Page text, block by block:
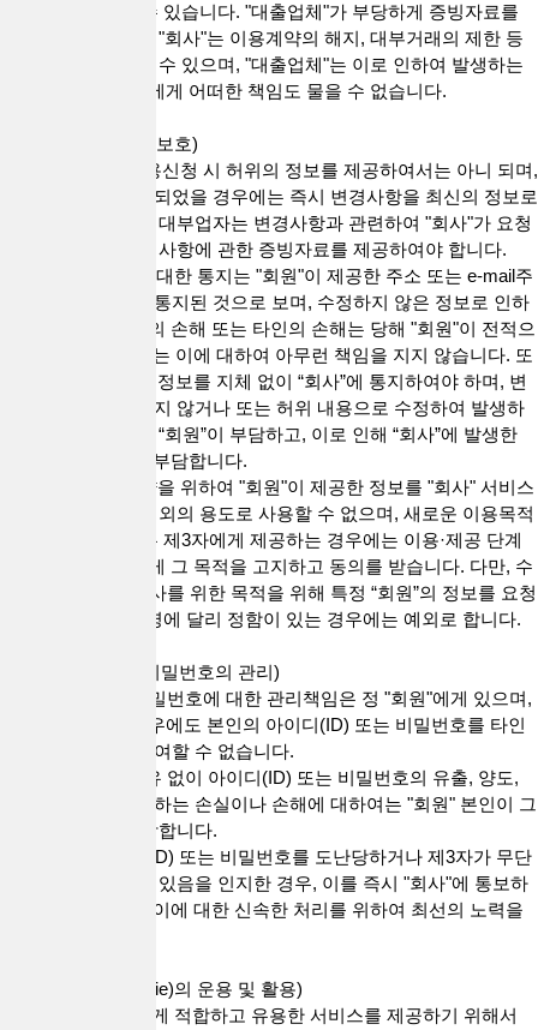
의 제공을 요청할 수 있습니다. "대출업체"가 부당하게 증빙자료를
제공하지 않는 경우 "회사"는 이용계약의 해지, 대부거래의 제한 등
필요한 조치를 취할 수 있으며, "대출업체"는 이로 인하여 발생하는
손해에 대해 "회사"에게 어떠한 책임도 물을 수 없습니다.
제9조(정보의 변경, 보호)
1. "대출업체"는 이용신청 시 허위의 정보를 제공하여서는 아니 되며,
기재한 사항이 변경되었을 경우에는 즉시 변경사항을 최신의 정보로
수정하여야 합니다. 대부업자는 변경사항과 관련하여 "회사"가 요청
하는 경우 즉시 변경사항에 관한 증빙자료를 제공하여야 합니다.
2."회사"의 "회원"에 대한 통지는 "회원"이 제공한 주소 또는 e-mail주
소에 도달함으로써 통지된 것으로 보며, 수정하지 않은 정보로 인하
여 발생하는 "회원"의 손해 또는 타인의 손해는 당해 "회원"이 전적으
로 부담하며, "회사"는 이에 대하여 아무런 책임을 지지 않습니다. 또
한, "회원"은 변경된 정보를 지체 없이 “회사”에 통지하여야 하며, 변
경된 정보를 수정하지 않거나 또는 허위 내용으로 수정하여 발생하
는 손해는 전적으로 “회원”이 부담하고, 이로 인해 “회사”에 발생한
손해 역시 “회원”이 부담합니다.
3."회사"는 이용계약을 위하여 "회원"이 제공한 정보를 "회사" 서비스
운영을 위한 목적 이외의 용도로 사용할 수 없으며, 새로운 이용목적
이 발생한 경우 또는 제3자에게 제공하는 경우에는 이용·제공 단계
에서 당해 "회원"에게 그 목적을 고지하고 동의를 받습니다. 다만, 수
사기관에서 범죄수사를 위한 목적을 위해 특정 “회원”의 정보를 요청
한 경우 및 관련 법령에 달리 정함이 있는 경우에는 예외로 합니다.
제10조(아이디 및 비밀번호의 관리)
1. 아이디(ID) 및 비밀번호에 대한 관리책임은 정 "회원"에게 있으며,
"회원"은 어떠한 경우에도 본인의 아이디(ID) 또는 비밀번호를 타인
에게 양도하거나 대여할 수 없습니다.
2. "회사"의 귀책사유 없이 아이디(ID) 또는 비밀번호의 유출, 양도,
대여로 인하여 발생하는 손실이나 손해에 대하여는 "회원" 본인이 그
에 대한 책임을 부담합니다.
3. "회원"은 아이디(ID) 또는 비밀번호를 도난당하거나 제3자가 무단
으로 이를 사용하고 있음을 인지한 경우, 이를 즉시 "회사"에 통보하
여야 하고 "회사"는 이에 대한 신속한 처리를 위하여 최선의 노력을
제 11 조(쿠키(Cookie)의 운용 및 활용)
1."회사"는 "회원"에게 적합하고 유용한 서비스를 제공하기 위해서